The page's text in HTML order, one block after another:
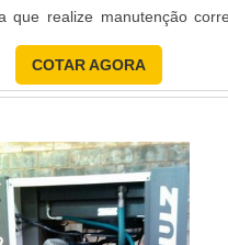
que realize manutenção
bombas de todos os tipos e
de contar com o melhor
em sp O primeiro passo é
de ....
COTAR AGORA